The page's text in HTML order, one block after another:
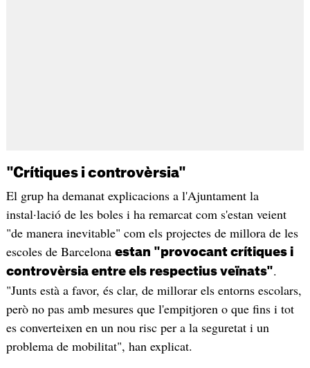
"Crítiques i controvèrsia"
El grup ha demanat explicacions a l'Ajuntament la
instal·lació de les boles i ha remarcat com s'estan veient
"de manera inevitable" com els projectes de millora de les
escoles de Barcelona estan "provocant crítiques i
controvèrsia entre els respectius veïnats".
"Junts està a favor, és clar, de millorar els entorns escolars,
però no pas amb mesures que l'empitjoren o que fins i tot
es converteixen en un nou risc per a la seguretat i un
problema de mobilitat", han explicat.